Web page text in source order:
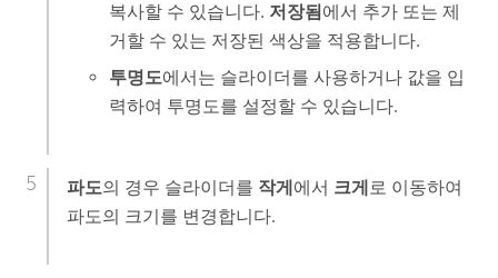
복사할 수 있습니다. 저장됨에서 추가 또는 제
거할 수 있는 저장된 색상을 적용합니다.
투명도에서는 슬라이더를 사용하거나 값을 입
력하여 투명도를 설정할 수 있습니다.
파도의 경우 슬라이더를 작게에서 크게 로 이동하여
파도의 크기를 변경합니다.